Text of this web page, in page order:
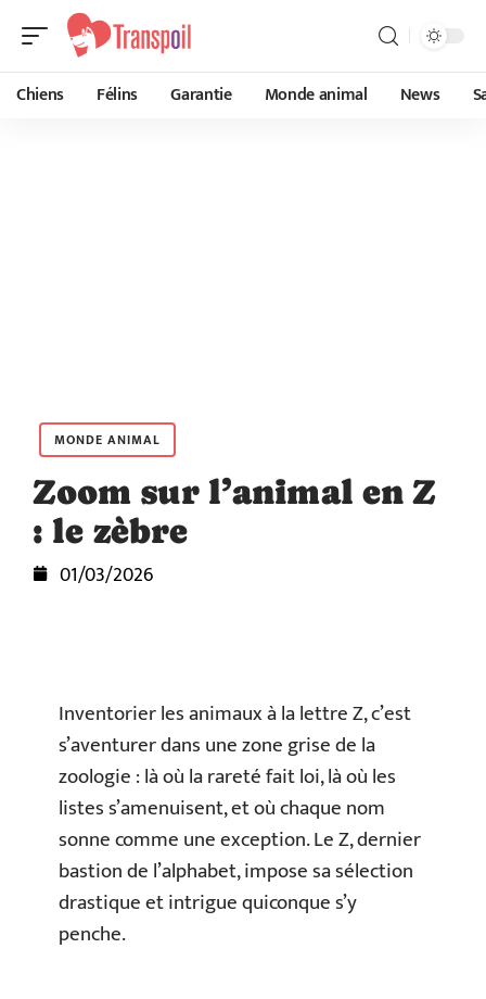
Chiens Félins Garantie Monde animal News
MONDE ANIMAL
Zoom sur l’animal en Z
: le zèbre
01/03/2026
Inventorier les animaux à la lettre Z, c’est
s’aventurer dans une zone grise de la
zoologie : là où la rareté fait loi, là où les
listes s’amenuisent, et où chaque nom
sonne comme une exception. Le Z, dernier
bastion de l’alphabet, impose sa sélection
drastique et intrigue quiconque s’y
penche.